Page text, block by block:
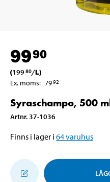
9990
(199 80/L)
Ex. moms: 7992
Syraschampo, 500
Artnr. 37-1036
Finns i lager i 64varuhus